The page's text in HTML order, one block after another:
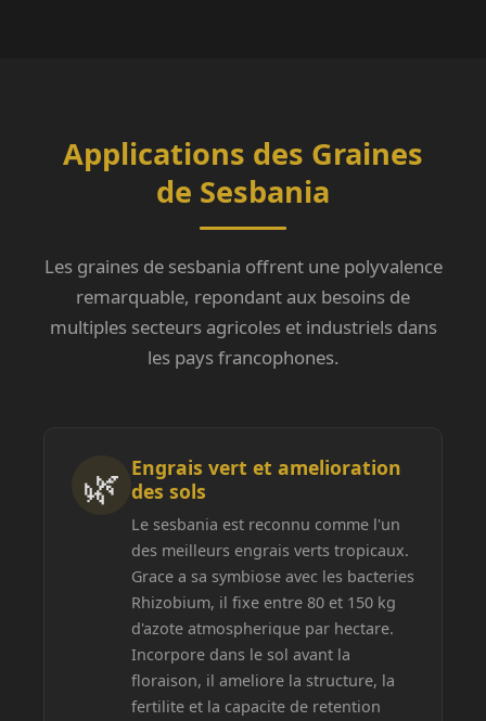
Applications des Graines
de Sesbania
Les graines de sesbania offrent une polyvalence
remarquable, repondant aux besoins de
multiples secteurs agricoles et industriels dans
les pays francophones.
🌿 Engrais vert et amelioration
des sols
Le sesbania est reconnu comme l'un
des meilleurs engrais verts tropicaux.
Grace a sa symbiose avec les bacteries
Rhizobium, il fixe entre 80 et 150 kg
d'azote atmospherique par hectare.
Incorpore dans le sol avant la
floraison, il ameliore la structure, la
fertilite et la capacite de retention